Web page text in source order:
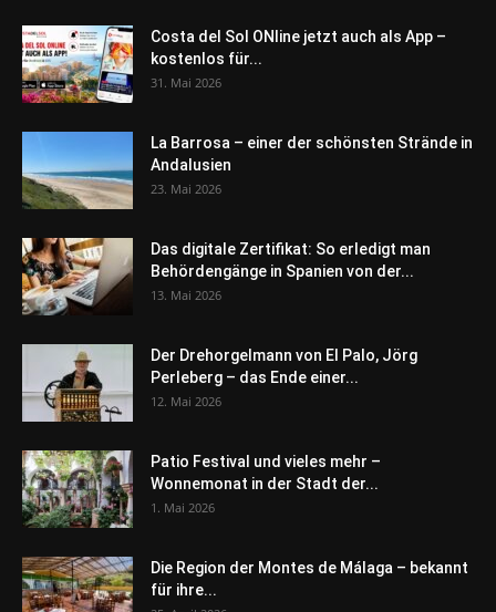
Costa del Sol ONline jetzt auch als App –
kostenlos für...
31. Mai 2026
La Barrosa – einer der schönsten Strände in
Andalusien
23. Mai 2026
Das digitale Zertifikat: So erledigt man
Behördengänge in Spanien von der...
13. Mai 2026
Der Drehorgelmann von El Palo, Jörg
Perleberg – das Ende einer...
12. Mai 2026
Patio Festival und vieles mehr –
Wonnemonat in der Stadt der...
1. Mai 2026
Die Region der Montes de Málaga – bekannt
für ihre...